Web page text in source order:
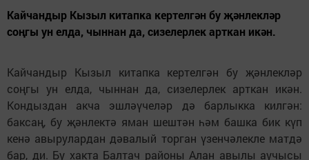
Кайчандыр Кызыл китапка кертелгән бу җәнлекләр
соңгы ун елда, чыннан да, сизелерлек арткан икән.
Кайчандыр Кызыл китапка кертелгән бу җәнлекләр
соңгы ун елда, чыннан да, сизелерлек арткан икән.
Кондыздан акча эшләүчеләр дә барлыкка килгән:
баксаң, бу җәнлектә яман шештән һәм башка бик күп
кенә авырулардан дәвалый торган үзенчәлекле матдә
бар, ди. Бу хакта Балтач районы Алан авылы аучысы